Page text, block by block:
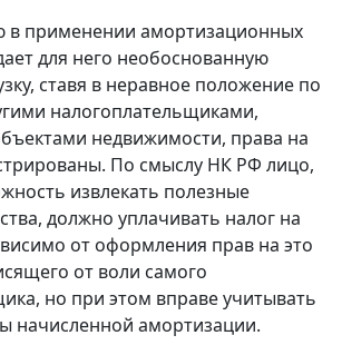
в применении амортизационных
для него необоснованную
ставя в неравное положение по
налогоплательщиками,
недвижимости, права на
По смыслу НК РФ лицо,
извлекать полезные
должно уплачивать налог на
от оформления прав на это
от воли самого
но при этом вправе учитывать
начисленной амортизации.